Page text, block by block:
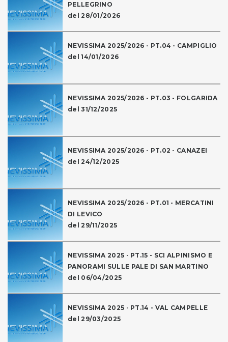
PELLEGRINO
del 28/01/2026
NEVISSIMA 2025/2026 - PT.04 - CAMPIGLIO
del 14/01/2026
NEVISSIMA 2025/2026 - PT.03 - FOLGARIDA
del 31/12/2025
NEVISSIMA 2025/2026 - PT.02 - CANAZEI
del 24/12/2025
NEVISSIMA 2025/2026 - PT.01 - MERCATINI
DI LEVICO
del 29/11/2025
NEVISSIMA 2025 - PT.15 - SCI ALPINISMO E
PANORAMI SULLE PALE DI SAN MARTINO
del 06/04/2025
NEVISSIMA 2025 - PT.14 - VAL CAMPELLE
del 29/03/2025